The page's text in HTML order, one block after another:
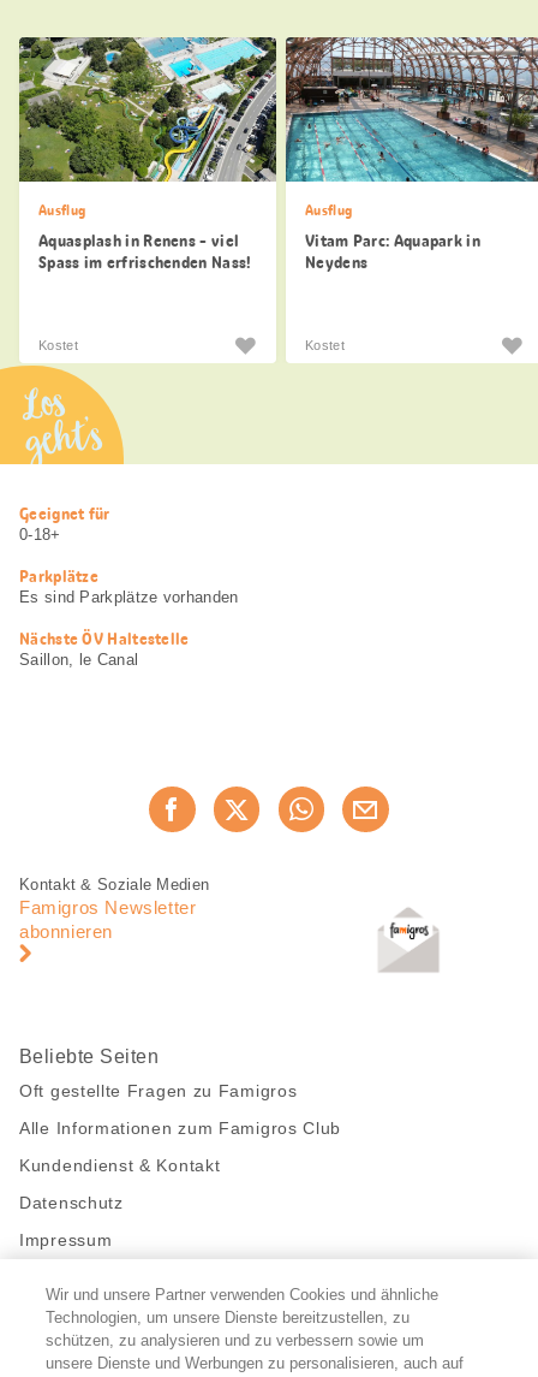
Ausflug
Aquasplash in Renens - viel
Spass im erfrischenden Nass!
Kostet
Ausflug
Vitam Parc: Aquapark in
Neydens
Kostet
Los
geht’s
Nützliche
Informationen
Geeignet für
0-18+
Parkplätze
Es sind Parkplätze vorhanden
Nächste ÖV Haltestelle
Saillon, le Canal
Jetzt weiterempfehlen
Fusszeile
Fusszeile
Navigation
Kontakt & Soziale Medien
Famigros Newsletter
abonnieren
Beliebte Seiten
Oft gestellte Fragen zu Famigros
Alle Informationen zum Famigros Club
Kundendienst & Kontakt
Datenschutz
Impressum
Bleibe mit uns in Kontakt
Facebook
https://twitter.com/migros
https://www.youtube.com/user/
PinterestInstagram
Wir und unsere Partner verwenden Cookies und ähnliche
Technologien, um unsere Dienste bereitzustellen, zu
schützen, zu analysieren und zu verbessern sowie um
unsere Dienste und Werbungen zu personalisieren, auch auf